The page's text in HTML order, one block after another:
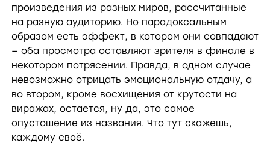
V
i
d
e
произведения из разных миров, рассчитанные
на разную аудиторию. Но парадоксальным
образом есть эффект, в котором они совпадают
— оба просмотра оставляют зрителя в финале в
некотором потрясении. Правда, в одном случае
невозможно отрицать эмоциональную отдачу, а
во втором, кроме восхищения от крутости на
виражах, остается, ну да, это самое
опустошение из названия. Что тут скажешь,
каждому своё.